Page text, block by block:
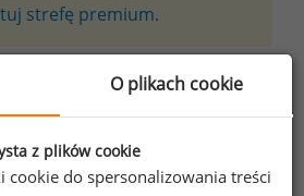
strefę premium.
śledzić najnowsze informacje o
O plikach cookie
z plików cookie
do spersonalizowania treści